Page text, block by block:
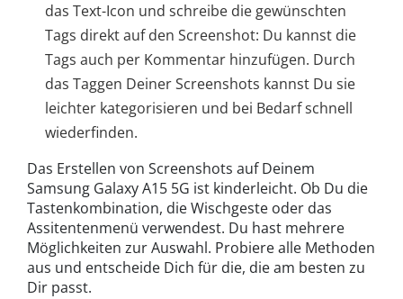
das Text-Icon und schreibe die gewünschten
Tags direkt auf den Screenshot: Du kannst die
Tags auch per Kommentar hinzufügen. Durch
das Taggen Deiner Screenshots kannst Du sie
leichter kategorisieren und bei Bedarf schnell
wiederfinden.
Das Erstellen von Screenshots auf Deinem
Samsung Galaxy A15 5G ist kinderleicht. Ob Du die
Tastenkombination, die Wischgeste oder das
Assitentenmenü verwendest. Du hast mehrere
Möglichkeiten zur Auswahl. Probiere alle Methoden
aus und entscheide Dich für die, die am besten zu
Dir passt.